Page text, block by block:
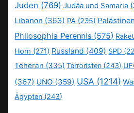
Juden (769) Judäa und Samaria
Libanon (363) PA (235)
Philosophia Perennis (575)
Horn (271) Russland (409) SPD
Teheran (335) Terroristen (243)
(367) UNO (359) USA (1214)
Ägypten (243)